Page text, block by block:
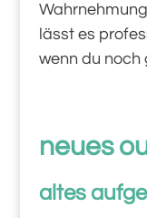
lässt es
wenn du noch
neues
altes